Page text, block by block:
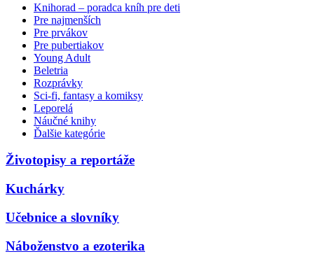
Knihorad – poradca kníh pre deti
Pre najmenších
Pre prvákov
Pre pubertiakov
Young Adult
Beletria
Rozprávky
Sci-fi, fantasy a komiksy
Leporelá
Náučné knihy
Ďalšie kategórie
Životopisy a reportáže
Kuchárky
Učebnice a slovníky
Náboženstvo a ezoterika